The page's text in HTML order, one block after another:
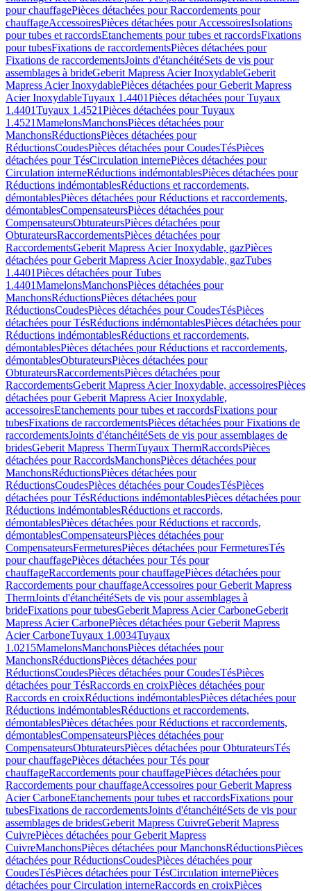
pour chauffagePièces détachées pour Raccordements pour
chauffageAccessoiresPièces détachées pour AccessoiresIsolations
pour tubes et raccordsEtanchements pour tubes et raccordsFixations
pour tubesFixations de raccordementsPièces détachées pour
Fixations de raccordementsJoints d'étanchéitéSets de vis pour
assemblages à brideGeberit Mapress Acier InoxydableGeberit
Mapress Acier InoxydablePièces détachées pour Geberit Mapress
Acier InoxydableTuyaux 1.4401Pièces détachées pour Tuyaux
1.4401Tuyaux 1.4521Pièces détachées pour Tuyaux
1.4521MamelonsManchonsPièces détachées pour
ManchonsRéductionsPièces détachées pour
RéductionsCoudesPièces détachées pour CoudesTésPièces
détachées pour TésCirculation internePièces détachées pour
Circulation interneRéductions indémontablesPièces détachées pour
Réductions indémontablesRéductions et raccordements,
démontablesPièces détachées pour Réductions et raccordements,
démontablesCompensateursPièces détachées pour
CompensateursObturateursPièces détachées pour
ObturateursRaccordementsPièces détachées pour
RaccordementsGeberit Mapress Acier Inoxydable, gazPièces
détachées pour Geberit Mapress Acier Inoxydable, gazTubes
1.4401Pièces détachées pour Tubes
1.4401MamelonsManchonsPièces détachées pour
ManchonsRéductionsPièces détachées pour
RéductionsCoudesPièces détachées pour CoudesTésPièces
détachées pour TésRéductions indémontablesPièces détachées pour
Réductions indémontablesRéductions et raccordements,
démontablesPièces détachées pour Réductions et raccordements,
démontablesObturateursPièces détachées pour
ObturateursRaccordementsPièces détachées pour
RaccordementsGeberit Mapress Acier Inoxydable, accessoiresPièces
détachées pour Geberit Mapress Acier Inoxydable,
accessoiresEtanchements pour tubes et raccordsFixations pour
tubesFixations de raccordementsPièces détachées pour Fixations de
raccordementsJoints d'étanchéitéSets de vis pour assemblages de
bridesGeberit Mapress ThermTuyaux ThermRaccordsPièces
détachées pour RaccordsManchonsPièces détachées pour
ManchonsRéductionsPièces détachées pour
RéductionsCoudesPièces détachées pour CoudesTésPièces
détachées pour TésRéductions indémontablesPièces détachées pour
Réductions indémontablesRéductions et raccords,
démontablesPièces détachées pour Réductions et raccords,
démontablesCompensateursPièces détachées pour
CompensateursFermeturesPièces détachées pour FermeturesTés
pour chauffagePièces détachées pour Tés pour
chauffageRaccordements pour chauffagePièces détachées pour
Raccordements pour chauffageAccessoires pour Geberit Mapress
ThermJoints d'étanchéitéSets de vis pour assemblages à
brideFixations pour tubesGeberit Mapress Acier CarboneGeberit
Mapress Acier CarbonePièces détachées pour Geberit Mapress
Acier CarboneTuyaux 1.0034Tuyaux
1.0215MamelonsManchonsPièces détachées pour
ManchonsRéductionsPièces détachées pour
RéductionsCoudesPièces détachées pour CoudesTésPièces
détachées pour TésRaccords en croixPièces détachées pour
Raccords en croixRéductions indémontablesPièces détachées pour
Réductions indémontablesRéductions et raccordements,
démontablesPièces détachées pour Réductions et raccordements,
démontablesCompensateursPièces détachées pour
CompensateursObturateursPièces détachées pour ObturateursTés
pour chauffagePièces détachées pour Tés pour
chauffageRaccordements pour chauffagePièces détachées pour
Raccordements pour chauffageAccessoires pour Geberit Mapress
Acier CarboneEtanchements pour tubes et raccordsFixations pour
tubesFixations de raccordementsJoints d'étanchéitéSets de vis pour
assemblages de bridesGeberit Mapress CuivreGeberit Mapress
CuivrePièces détachées pour Geberit Mapress
CuivreManchonsPièces détachées pour ManchonsRéductionsPièces
détachées pour RéductionsCoudesPièces détachées pour
CoudesTésPièces détachées pour TésCirculation internePièces
détachées pour Circulation interneRaccords en croixPièces